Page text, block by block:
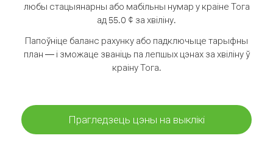
любы стацыянарны або мабільны нумар у краіне Тога
ад 55.0 ¢ за хвіліну.
Папоўніце баланс рахунку або падключыце тарыфны
план — і зможаце званіць па лепшых цэнах за хвіліну ў
краіну Тога.
Прагледзець цэны на выклікі